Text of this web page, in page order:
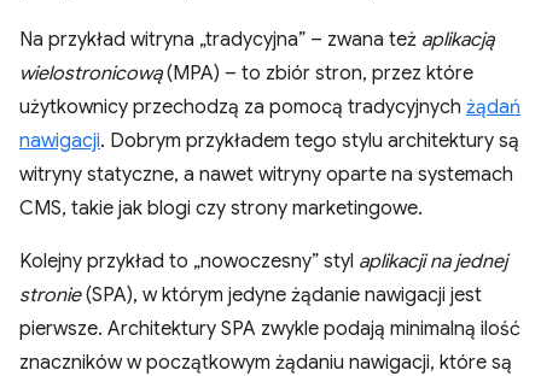
Na przykład witryna „tradycyjna” – zwana też aplikacją
wielostronicową(MPA) – to zbiór stron, przez które
użytkownicy przechodzą za pomocą tradycyjnych żądań
nawigacji. Dobrym przykładem tego stylu architektury są
witryny statyczne, a nawet witryny oparte na systemach
CMS, takie jak blogi czy strony marketingowe.
Kolejny przykład to „nowoczesny” styl aplikacji na jednej
stronie(SPA), w którym jedyne żądanie nawigacji jest
pierwsze. Architektury SPA zwykle podają minimalną ilość
znaczników w początkowym żądaniu nawigacji, które są